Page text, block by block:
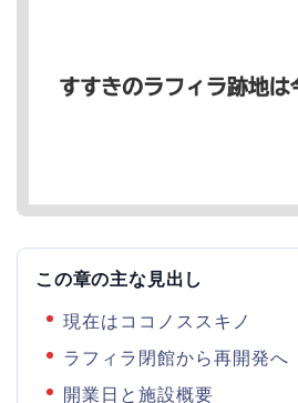
この章の主な見出し
現在はココノススキノ
ラフィラ閉館から再開発へ
開業日と施設概要